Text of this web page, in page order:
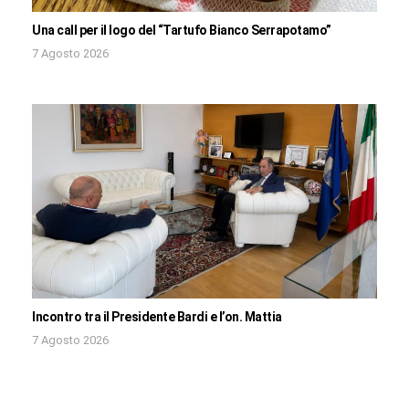
Una call per il logo del “Tartufo Bianco Serrapotamo”
7 Agosto 2026
Incontro tra il Presidente Bardi e l’on. Mattia
7 Agosto 2026